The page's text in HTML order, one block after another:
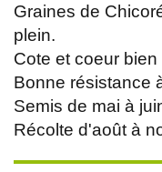
Graines de
plein.
Cote et coeur
Bonne résistance
Semis de mai à
Récolte d'août à